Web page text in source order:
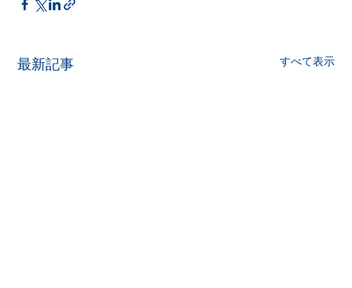
最新記事 すべて表示